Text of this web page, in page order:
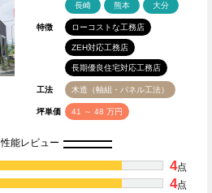
長崎 熊本 大分
特徴 ローコストな工務店
ZEH対応工務店
長期優良住宅対応工務店
工法 木造（軸組・パネル工法）
坪単価 41 ～ 48 万円
性能レビュー
4点
4点